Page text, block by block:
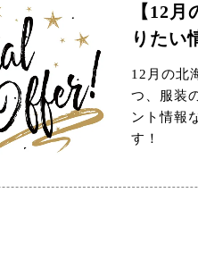
【12
りたい
12月の北
つ、服装
ント情報
す！